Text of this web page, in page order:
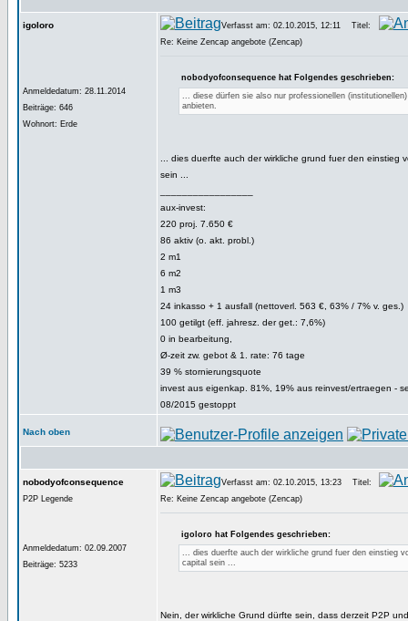
igoloro
Anmeldedatum: 28.11.2014
Beiträge: 646
Wohnort: Erde
Verfasst am: 02.10.2015, 12:11
Titel:
Re: Keine Zencap angebote (Zencap)
nobodyofconsequence hat Folgendes geschrieben:
... diese dürfen sie also nur professionellen (institutionellen)
anbieten.
... dies duerfte auch der wirkliche grund fuer den einstieg
sein ...
aux-invest:
220 proj. 7.650 €
86 aktiv (o. akt. probl.)
2 m1
6 m2
1 m3
24 inkasso + 1 ausfall (nettoverl. 563 €, 63% / 7% v. ges.)
100 getilgt (eff. jahresz. der get.: 7,6%)
0 in bearbeitung,
Ø-zeit zw. gebot & 1. rate: 76 tage
39 % stornierungsquote
invest aus eigenkap. 81%, 19% aus reinvest/ertraegen -
08/2015 gestoppt
Nach oben
nobodyofconsequence
P2P Legende
Anmeldedatum: 02.09.2007
Beiträge: 5233
Verfasst am: 02.10.2015, 13:23
Titel:
Re: Keine Zencap angebote (Zencap)
igoloro hat Folgendes geschrieben:
... dies duerfte auch der wirkliche grund fuer den einstieg
capital sein ...
Nein, der wirkliche Grund dürfte sein, dass derzeit P2P